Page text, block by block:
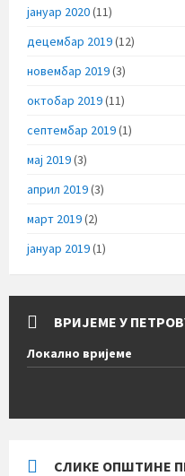
јануар 2020(11)
децембар 2019(12)
новембар 2019(3)
октобар 2019(11)
септембар 2019(1)
мај 2019(3)
април 2019(3)
март 2019(2)
јануар 2019(1)
ВРИЈЕМЕ У
Локално вријеме
СЛИКЕ ОПШТИНЕ